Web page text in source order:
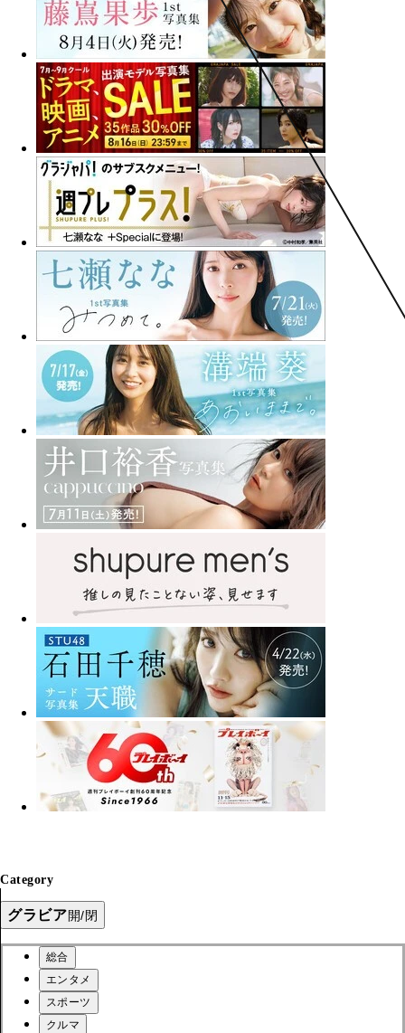
Category
グラビア開/閉
総合
エンタメ
スポーツ
クルマ